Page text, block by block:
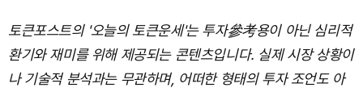
토큰포스트의 '오늘의 토큰운세'는 투자參考용이 아닌 심리적
환기와 재미를 위해 제공되는 콘텐츠입니다. 실제 시장 상황이
나 기술적 분석과는 무관하며, 어떠한 형태의 투자 조언도 아